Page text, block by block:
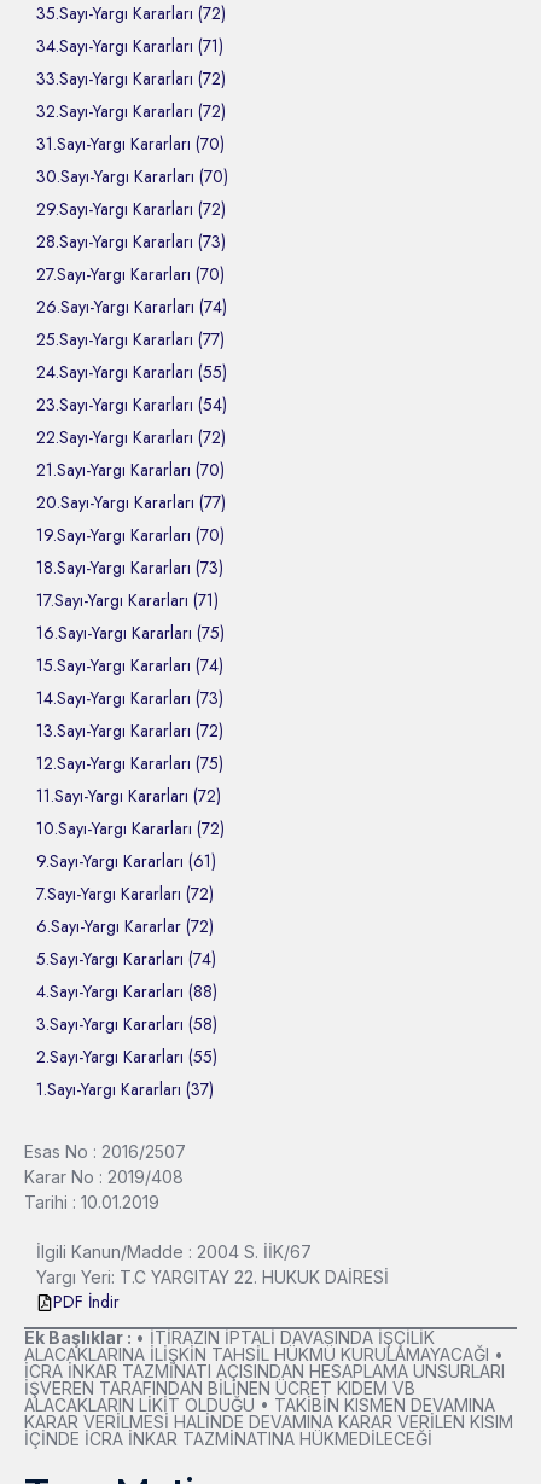
35.Sayı-Yargı Kararları (72)
34.Sayı-Yargı Kararları (71)
33.Sayı-Yargı Kararları (72)
32.Sayı-Yargı Kararları (72)
31.Sayı-Yargı Kararları (70)
30.Sayı-Yargı Kararları (70)
29.Sayı-Yargı Kararları (72)
28.Sayı-Yargı Kararları (73)
27.Sayı-Yargı Kararları (70)
26.Sayı-Yargı Kararları (74)
25.Sayı-Yargı Kararları (77)
24.Sayı-Yargı Kararları (55)
23.Sayı-Yargı Kararları (54)
22.Sayı-Yargı Kararları (72)
21.Sayı-Yargı Kararları (70)
20.Sayı-Yargı Kararları (77)
19.Sayı-Yargı Kararları (70)
18.Sayı-Yargı Kararları (73)
17.Sayı-Yargı Kararları (71)
16.Sayı-Yargı Kararları (75)
15.Sayı-Yargı Kararları (74)
14.Sayı-Yargı Kararları (73)
13.Sayı-Yargı Kararları (72)
12.Sayı-Yargı Kararları (75)
11.Sayı-Yargı Kararları (72)
10.Sayı-Yargı Kararları (72)
9.Sayı-Yargı Kararları (61)
7.Sayı-Yargı Kararları (72)
6.Sayı-Yargı Kararlar (72)
5.Sayı-Yargı Kararları (74)
4.Sayı-Yargı Kararları (88)
3.Sayı-Yargı Kararları (58)
2.Sayı-Yargı Kararları (55)
1.Sayı-Yargı Kararları (37)
Esas No : 2016/2507
Karar No : 2019/408
Tarihi : 10.01.2019
İlgili Kanun/Madde : 2004 S. İİK/67
Yargı Yeri: T.C YARGITAY 22. HUKUK DAİRESİ
PDF İndir
Ek Başlıklar : • İTİRAZIN İPTALİ DAVASINDA İŞÇİLİK
ALACAKLARINA İLİŞKİN TAHSİL HÜKMÜ KURULAMAYACAĞI •
İCRA İNKAR TAZMİNATI AÇISINDAN HESAPLAMA UNSURLARI
İŞVEREN TARAFINDAN BİLİNEN ÜCRET KIDEM VB
ALACAKLARIN LİKİT OLDUĞU • TAKİBİN KISMEN DEVAMINA
KARAR VERİLMESİ HALİNDE DEVAMINA KARAR VERİLEN KISIM
İÇİNDE İCRA İNKAR TAZMİNATINA HÜKMEDİLECEĞİ